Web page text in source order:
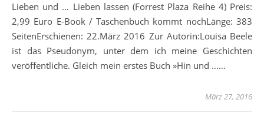
Lieben und … Lieben lassen (Forrest Plaza Reihe 4) Preis:
2,99 Euro E-Book / Taschenbuch kommt nochLänge: 383
SeitenErschienen: 22.März 2016 Zur Autorin:Louisa Beele
ist das Pseudonym, unter dem ich meine Geschichten
veröffentliche. Gleich mein erstes Buch »Hin und ……
März 27, 2016